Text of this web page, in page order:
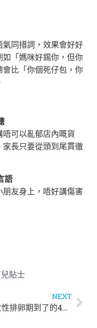
同措詞，效果會好好
「媽咪好錫你，但你
會比「你個死仔包，你
可以亂郁店內嘅貨
長只要從頭到尾貫徹
語
友身上，唔好講傷害
貼士
NEXT
【女性排卵期到了的4大癥狀】